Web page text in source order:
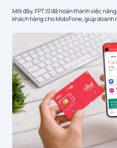
Mới đây, FPT IS đã hoàn thành việc
khách hàng cho MobiFone, giúp